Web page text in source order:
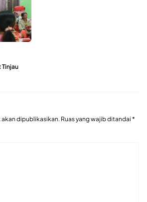
Tinjau
dipublikasikan. Ruas yang wajib ditandai *